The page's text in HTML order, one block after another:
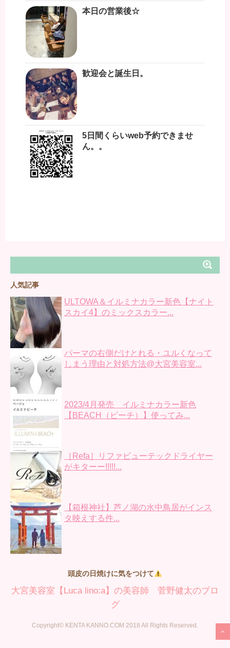
本日の営業後☆
歓迎会と誕生日。
5日間くらいweb予約できませ
ん。。
人気記事
ULTOWA＆イルミナカラー新色【ナイト
スカイ4】のミックスカラー...
パーマの右側だけとれる・ユルくなって
しまう理由と対処方法@大宮美容室...
2023/4月発売 イルミナカラー新色
【BEACH（ビーチ）】使ってみ...
［Refa］リファビューテックドライヤー
がキターー!!!!!...
【箱根神社】芦ノ湖の水中鳥居がインス
タ映えする件...
頭皮の日焼けに気をつけて
大宮美容室【Luca lino:a】の美容師 菅野健太のブロ
グ
Copyright© KENTA KANNO.COM 2018 All Rights Reserved.